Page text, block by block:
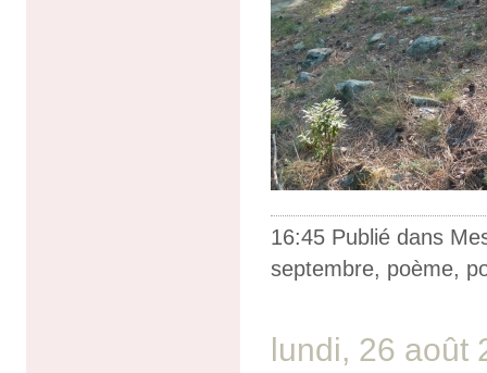
16:45 Publié dans
septembre, poème,
lundi, 26 août